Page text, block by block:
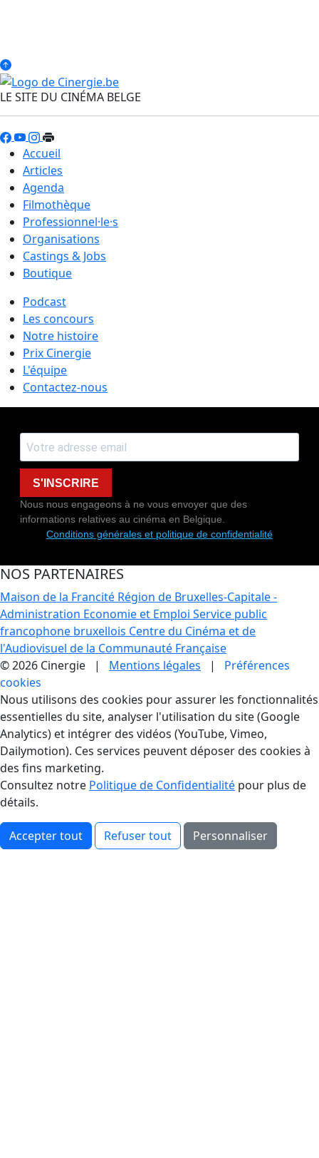
LE SITE DU CINÉMA BELGE
Accueil
Articles
Agenda
Filmothèque
Professionnel·le·s
Organisations
Castings & Jobs
Boutique
Podcast
Les concours
Notre histoire
Prix Cinergie
L'équipe
Contactez-nous
S'INSCRIRE
Nous nous engageons à ne vous envoyer que des
informations relatives au cinéma en Belgique.
Conditions générales et politique de confidentialité
NOS PARTENAIRES
Maison de la Francité Région de Bruxelles-Capitale -
Administration Economie et Emploi Service public
francophone bruxellois Centre du Cinéma et de
l'Audiovisuel de la Communauté Française
© 2026 Cinergie | Mentions légales | Préférences
cookies
Gestion des Cookies
Nous utilisons des cookies pour assurer les fonctionnalités
essentielles du site, analyser l'utilisation du site (Google
Analytics) et intégrer des vidéos (YouTube, Vimeo,
Dailymotion). Ces services peuvent déposer des cookies à
des fins marketing.
Consultez notre Politique de Confidentialité pour plus de
détails.
Accepter tout Refuser tout Personnaliser